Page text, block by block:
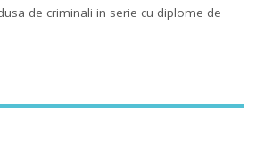
de criminali in serie cu diplome de